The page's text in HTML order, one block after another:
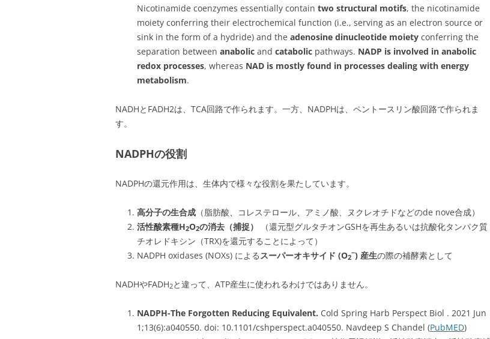
Nicotinamide coenzymes essentially contain two structural motifs, the nicotinamide
moiety conferring their electrochemical function (i.e., serving as an electron source or
sink in the form of a hydride) and the adenosine dinucleotide moiety conferring the
separation between anabolic and catabolic pathways. NADP is involved in anabolic
redox processes, whereas NAD is mostly found in processes dealing with energy
metabolism.
NADHとFADH2は、TCA回路で作られます。一方、NADPHは、ペントースリン酸回路で作られま
す。
NADPHの役割
NADPHの還元作用は、生体内で様々な役割を果たしています。
高分子の生合成 （脂肪酸、コレステロール、アミノ酸、ヌクレオチドなどのde nove合成）
活性酸素種H2O2の消去（捕捉）
（還元型グルタチオンGSHを再生あるいは抗酸化タンパク質
チオレドキシン（TRX)を還元することによって）
NADPH oxidases (NOXs) による スーパーオキサイド (O2
−) 産生の際の補酵素として
NADHやFADH2と違って、ATP産生に使われるわけではありません。
NADPH-The Forgotten Reducing Equivalent. Cold Spring Harb Perspect Biol . 2021 Jun
1;13(6):a040550. doi: 10.1101/cshperspect.a040550. Navdeep S Chandel (PubMED)